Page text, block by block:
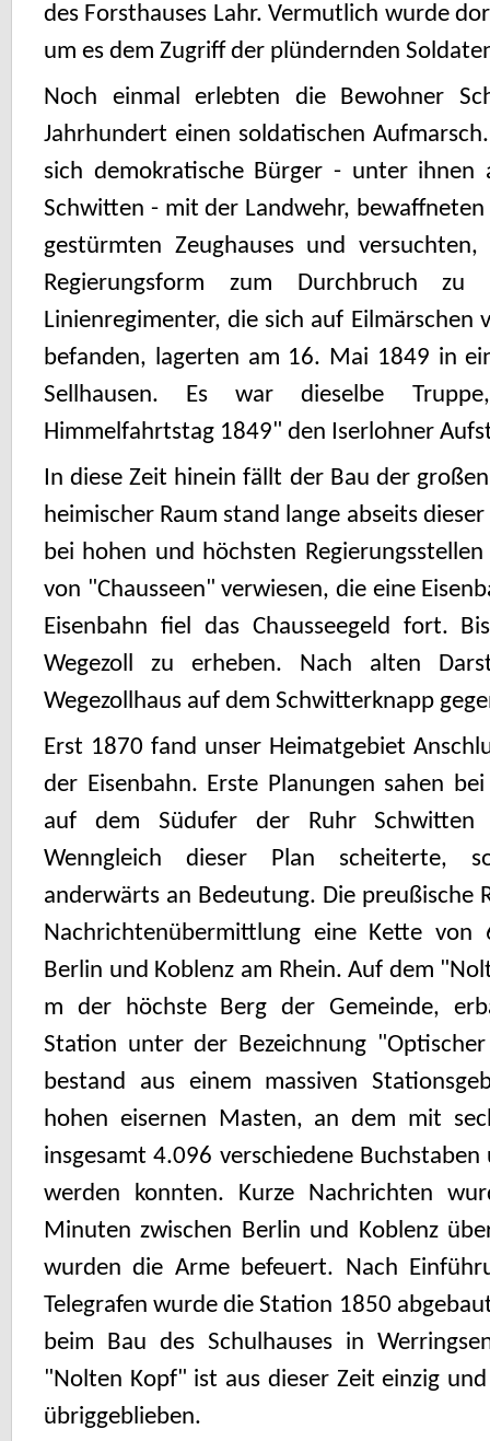
des Forsthauses Lahr. Vermutlich wurde
um es dem Zugriff der plündernden
Noch einmal erlebten die Bewohner
Jahrhundert einen soldatischen
sich demokratische Bürger - unter ihnen
Schwitten - mit der Landwehr, bewaffneten
gestürmten Zeughauses und
Regierungsform zum Durchbruch zu
Linienregimenter, die sich auf Eilmärschen
befanden, lagerten am 16. Mai 1849 in
Sellhausen. Es war dieselbe
Himmelfahrtstag 1849" den Iserlohner
In diese Zeit hinein fällt der Bau der
heimischer Raum stand lange abseits
bei hohen und höchsten
von "Chausseen" verwiesen, die eine
Eisenbahn fiel das Chausseegeld fort.
Wegezoll zu erheben. Nach alten
Wegezollhaus auf dem Schwitterknapp
Erst 1870 fand unser Heimatgebiet
der Eisenbahn. Erste Planungen sahen
auf dem Südufer der Ruhr Schwitten
Wenngleich dieser Plan scheiterte,
anderwärts an Bedeutung. Die preußische
Nachrichtenübermittlung eine Kette von
Berlin und Koblenz am Rhein. Auf dem
m der höchste Berg der Gemeinde,
Station unter der Bezeichnung
bestand aus einem massiven
hohen eisernen Masten, an dem mit
insgesamt 4.096 verschiedene
werden konnten. Kurze Nachrichten
Minuten zwischen Berlin und Koblenz
wurden die Arme befeuert. Nach
Telegrafen wurde die Station 1850
beim Bau des Schulhauses in
"Nolten Kopf" ist aus dieser Zeit einzig
übriggeblieben.